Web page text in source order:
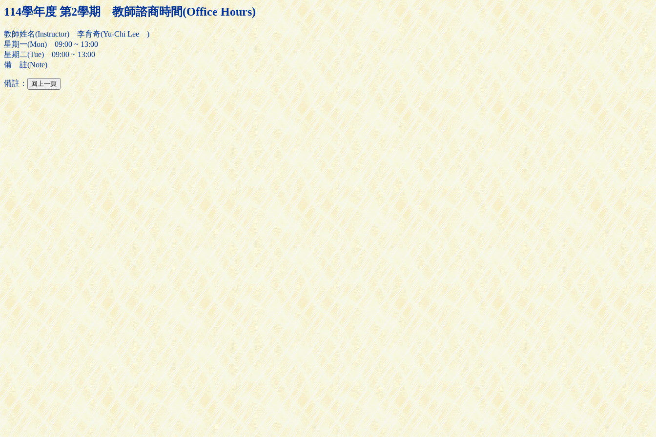
114學年度 第2學期 教師諮商時間(Office Hours)
教師姓名(Instructor) 李育奇(Yu-Chi Lee )
星期一(Mon) 09:00 ~ 13:00
星期二(Tue) 09:00 ~ 13:00
備 註(Note)
備註：